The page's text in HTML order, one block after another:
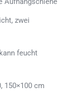
zwei
feucht
150×100 cm